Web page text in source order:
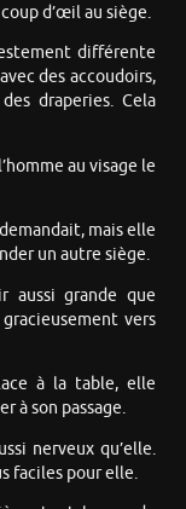
d’œil au siège.
différente
des accoudoirs,
draperies. Cela
au visage le
mais elle
un autre siège.
aussi grande que
vers
à la table, elle
à son passage.
nerveux qu’elle.
faciles pour elle.